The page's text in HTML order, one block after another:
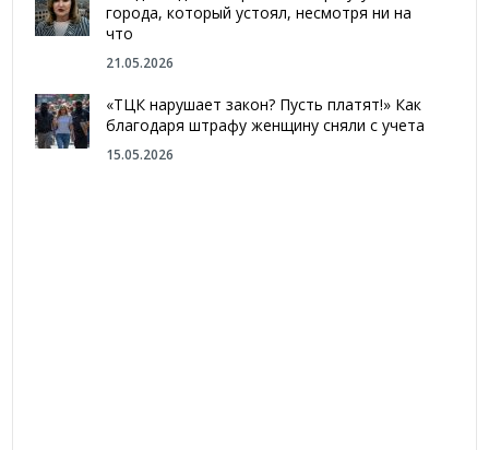
города, который устоял, несмотря ни на
что
21.05.2026
«ТЦК нарушает закон? Пусть платят!» Как
благодаря штрафу женщину сняли с учета
15.05.2026